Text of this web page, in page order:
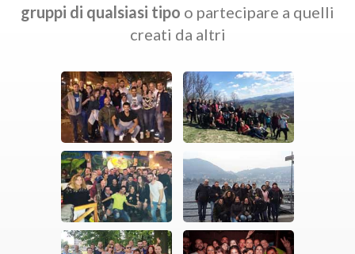
gruppi di qualsiasi tipo o partecipare a quelli
creati da altri